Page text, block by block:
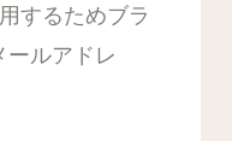
するためブラ
ールアドレ